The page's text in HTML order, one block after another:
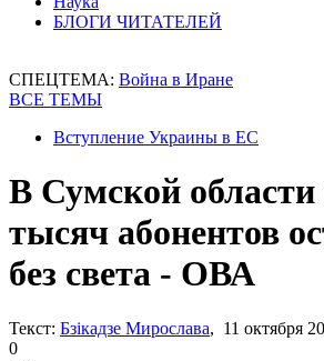
БЛОГИ ЧИТАТЕЛЕЙ
СПЕЦТЕМА: Война в Иране
ВСЕ ТЕМЫ
Вступление Украины в ЕС
В Сумской области
тысяч абонентов
без света - ОВА
Текст: Бзікадзе Мирослава, 11 октября
0